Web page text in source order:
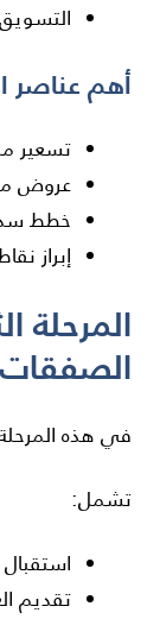
أهم عناصر
تسعير
عروض
خطط
إبراز
المرحلة
الصفقات
في هذه المرحلة
تشمل:
استقبال
تقديم